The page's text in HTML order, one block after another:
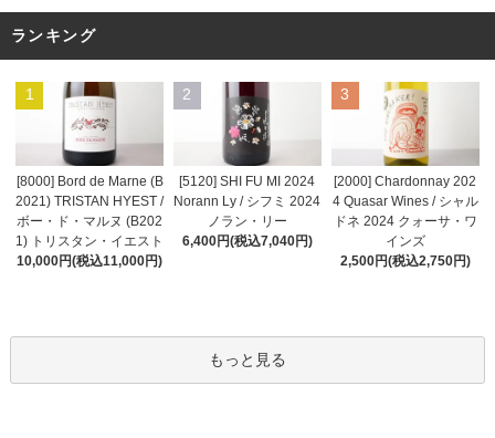
ランキング
1
[8000] Bord de Marne (B
2021) TRISTAN HYEST /
ボー・ド・マルヌ (B202
1) トリスタン・イエスト
10,000円(税込11,000円)
2
[5120] SHI FU MI 2024
Norann Ly / シフミ 2024
ノラン・リー
6,400円(税込7,040円)
3
[2000] Chardonnay 202
4 Quasar Wines / シャル
ドネ 2024 クォーサ・ワ
インズ
2,500円(税込2,750円)
もっと見る